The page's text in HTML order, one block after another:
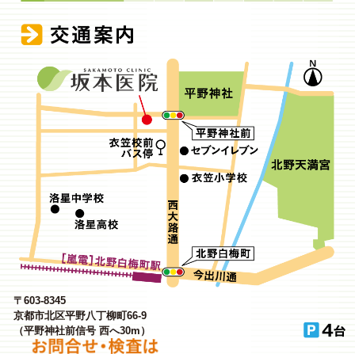
〒603-8345
京都市北区平野八丁柳町66-9
（平野神社前信号 西へ30m）